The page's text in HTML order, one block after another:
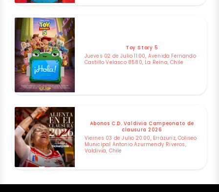
Toy Story 5
Jueves 02 de Julio 11:00, Avenida Fernando
Castillo Velasco 8580, La Reina, Chile
Abonos C.D. Valdivia Campeonato de
clausura 2026
Viernes 03 de Julio 20:00, Errázuriz, Coliseo
Municipal Antonio Azurmendy Riveros,
Valdivia, Chile